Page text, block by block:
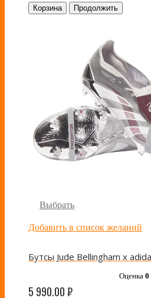
Корзина Продолжить
Выбрать
Добавить в список желаний
Оценка 0
5 990.00₽